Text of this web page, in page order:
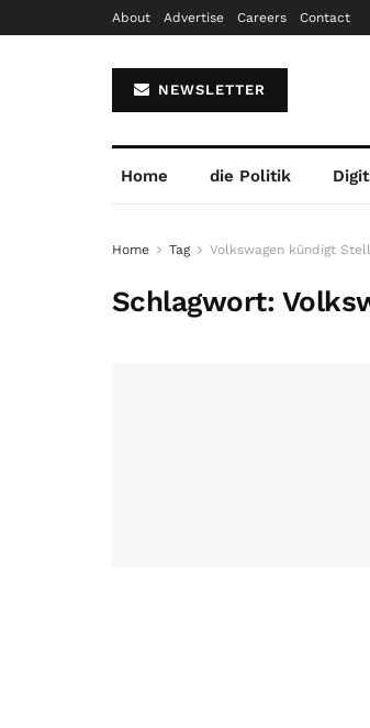
About Advertise Careers Contact
NEWSLETTER
Home die Politik
Home Tag Volkswagen kündigt
Schlagwort: